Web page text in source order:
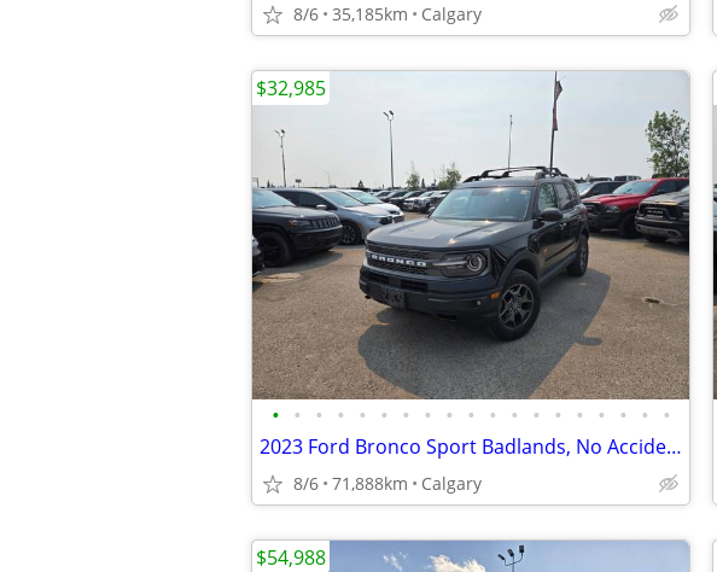
8/6 35,185km Calgary
• • • • • • • • • • • • • • • • • • •
2023 Ford Bronco Sport Badlands, No Accidents, Service History #11174
8/6 71,888km Calgary
$32,985
$54,988